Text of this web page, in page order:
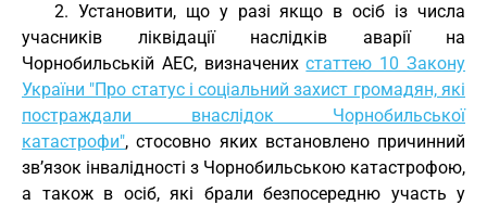
2. Установити, що у разі якщо в осіб із числа
учасників ліквідації наслідків аварії на
Чорнобильській АЕС, визначенихстаттею 10 Закону
України "Про статус і соціальний захист громадян, які
постраждали внаслідок Чорнобильської
катастрофи", стосовно яких встановлено причинний
зв’язок інвалідності з Чорнобильською катастрофою,
а також в осіб, які брали безпосередню участь у